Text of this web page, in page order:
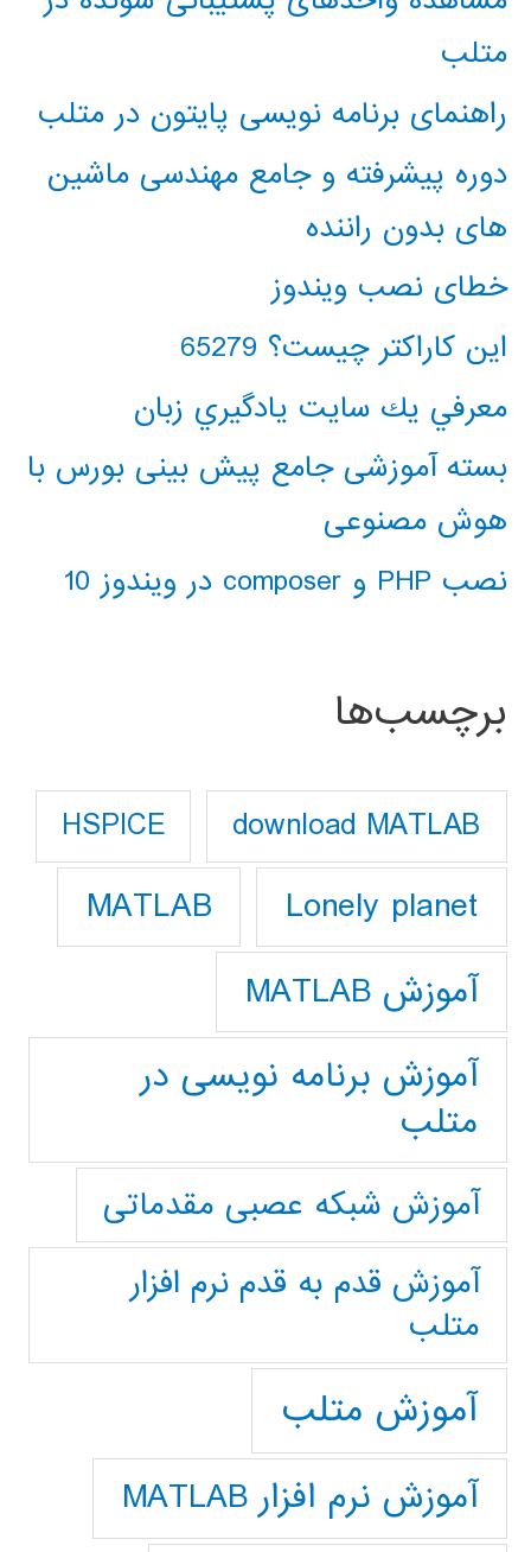
متلب
راهنمای برنامه نویسی پایتون در متلب
دوره پیشرفته و جامع مهندسی ماشین
های بدون راننده
خطای نصب ویندوز
این کاراکتر چیست؟ 65279
معرفي يك سايت يادگيري زبان
بسته آموزشی جامع پیش بینی بورس با
هوش مصنوعی
نصب PHP و composer در ویندوز 10
برچسب‌ها
download MATLAB
HSPICE
Lonely planet
MATLAB
آموزش MATLAB
آموزش برنامه نویسی در
متلب
آموزش شبکه عصبی مقدماتی
آموزش قدم به قدم نرم افزار
متلب
آموزش متلب
آموزش نرم افزار MATLAB